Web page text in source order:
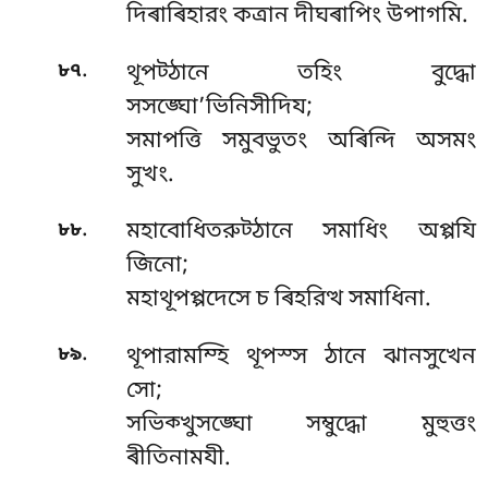
দিৰাৰিহারং কত্ৰান দীঘৰাপিং উপাগমি.
৮৭.
থূপট্ঠানে তহিং বুদ্ধো
সসঙ্ঘো’ভিনিসীদিয;
সমাপত্তি সমুবভুতং অৰিন্দি অসমং
সুখং.
৮৮.
মহাবোধিতরুট্ঠানে সমাধিং অপ্পযি
জিনো;
মহাথূপপ্পদেসে চ ৰিহরিত্থ সমাধিনা.
৮৯.
থূপারামম্হি থূপস্স ঠানে ঝানসুখেন
সো;
সভিক্খুসঙ্ঘো সম্বুদ্ধো মুহুত্তং
ৰীতিনামযী.